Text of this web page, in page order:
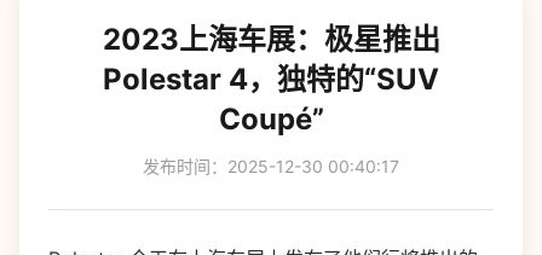
2023上海车展：极星推出
Polestar 4，独特的“SUV
Coupé”
发布时间：2025-12-30 00:40:17